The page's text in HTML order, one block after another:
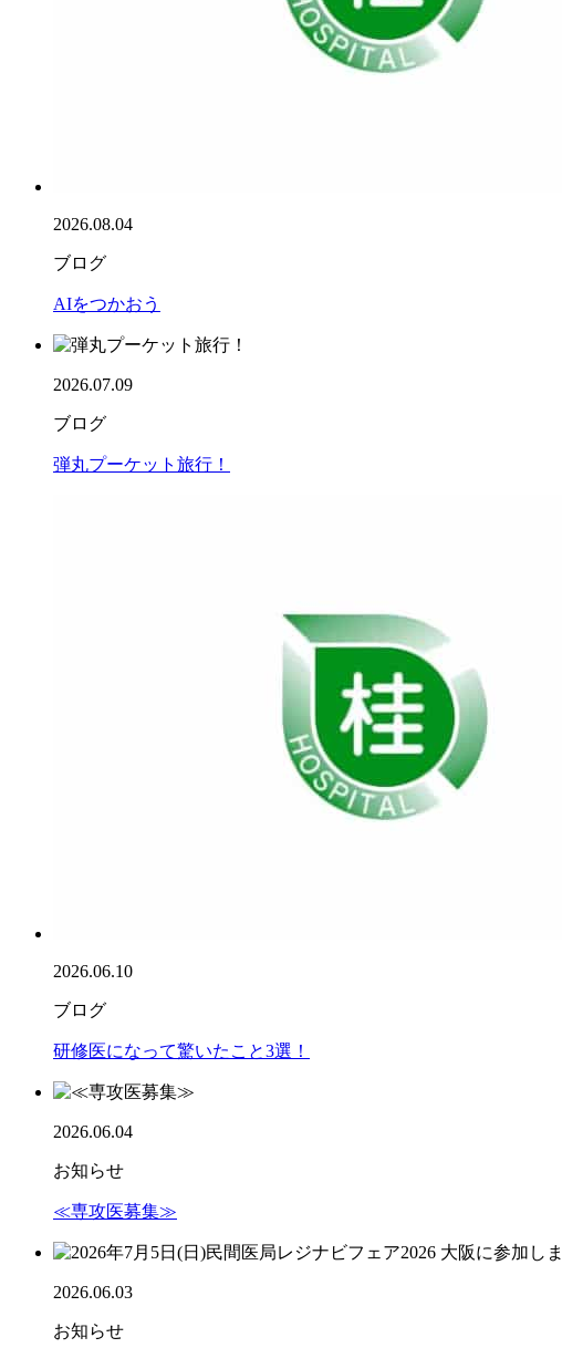
2026.08.04
ブログ
AIをつかおう
2026.07.09
ブログ
弾丸プーケット旅行！
2026.06.10
ブログ
研修医になって驚いたこと3選！
2026.06.04
お知らせ
≪専攻医募集≫
2026.06.03
お知らせ